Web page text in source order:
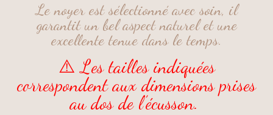
Le noyer est sélectionné avec soin, il
garantit un bel aspect naturel et une
excellente tenue dans le temps.
⚠️ Les tailles indiquées
correspondent aux dimensions prises
au dos de l’écusson.